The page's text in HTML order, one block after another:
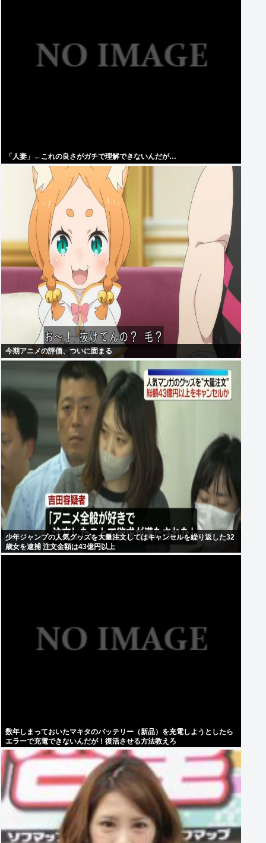
「人妻」←これの良さがガチで理解できないんだが…
今期アニメの評価、ついに固まる
少年ジャンプの人気グッズを大量注文してはキャンセルを繰り返した32
歳女を逮捕 注文金額は43億円以上
数年しまっておいたマキタのバッテリー（新品）を充電しようとしたら
エラーで充電できないんだが！復活させる方法教えろ